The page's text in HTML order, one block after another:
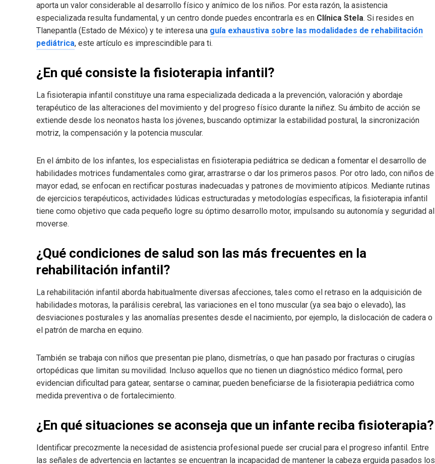
aporta un valor considerable al desarrollo físico y anímico de los niños. Por esta razón, la asistencia
especializada resulta fundamental, y un centro donde puedes encontrarla es en Clínica Stela. Si resides en
Tlanepantla (Estado de México) y te interesa una guía exhaustiva sobre las modalidades de rehabilitación
pediátrica, este artículo es imprescindible para ti.
¿En qué consiste la fisioterapia infantil?
La fisioterapia infantil constituye una rama especializada dedicada a la prevención, valoración y abordaje
terapéutico de las alteraciones del movimiento y del progreso físico durante la niñez. Su ámbito de acción se
extiende desde los neonatos hasta los jóvenes, buscando optimizar la estabilidad postural, la sincronización
motriz, la compensación y la potencia muscular.
En el ámbito de los infantes, los especialistas en fisioterapia pediátrica se dedican a fomentar el desarrollo de
habilidades motrices fundamentales como girar, arrastrarse o dar los primeros pasos. Por otro lado, con niños de
mayor edad, se enfocan en rectificar posturas inadecuadas y patrones de movimiento atípicos. Mediante rutinas
de ejercicios terapéuticos, actividades lúdicas estructuradas y metodologías específicas, la fisioterapia infantil
tiene como objetivo que cada pequeño logre su óptimo desarrollo motor, impulsando su autonomía y seguridad al
moverse.
¿Qué condiciones de salud son las más frecuentes en la
rehabilitación infantil?
La rehabilitación infantil aborda habitualmente diversas afecciones, tales como el retraso en la adquisición de
habilidades motoras, la parálisis cerebral, las variaciones en el tono muscular (ya sea bajo o elevado), las
desviaciones posturales y las anomalías presentes desde el nacimiento, por ejemplo, la dislocación de cadera o
el patrón de marcha en equino.
También se trabaja con niños que presentan pie plano, dismetrías, o que han pasado por fracturas o cirugías
ortopédicas que limitan su movilidad. Incluso aquellos que no tienen un diagnóstico médico formal, pero
evidencian dificultad para gatear, sentarse o caminar, pueden beneficiarse de la fisioterapia pediátrica como
medida preventiva o de fortalecimiento.
¿En qué situaciones se aconseja que un infante reciba fisioterapia?
Identificar precozmente la necesidad de asistencia profesional puede ser crucial para el progreso infantil. Entre
las señales de advertencia en lactantes se encuentran la incapacidad de mantener la cabeza erguida pasados los